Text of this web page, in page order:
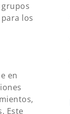
los
en
Este